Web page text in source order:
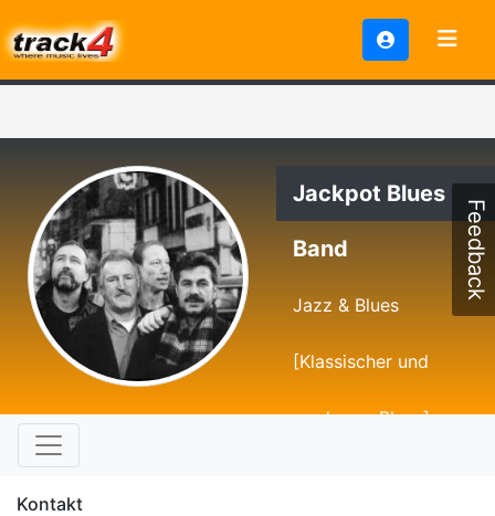
Jackpot Blues
Band
Jazz & Blues
[Klassischer und
moderner Blues]
Kontakt
Feedback